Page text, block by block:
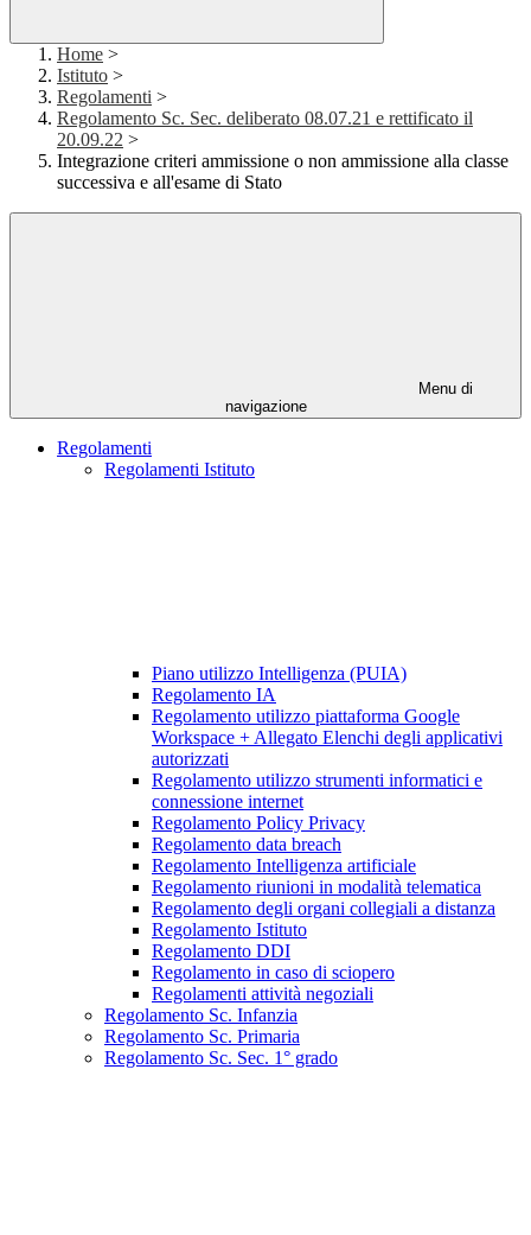
Home >
Istituto >
Regolamenti >
Regolamento Sc. Sec. deliberato 08.07.21 e rettificato il
20.09.22 >
Integrazione criteri ammissione o non ammissione alla classe
successiva e all'esame di Stato
Menu di
navigazione
Regolamenti
Regolamenti Istituto
Piano utilizzo Intelligenza (PUIA)
Regolamento IA
Regolamento utilizzo piattaforma Google
Workspace + Allegato Elenchi degli applicativi
autorizzati
Regolamento utilizzo strumenti informatici e
connessione internet
Regolamento Policy Privacy
Regolamento data breach
Regolamento Intelligenza artificiale
Regolamento riunioni in modalità telematica
Regolamento degli organi collegiali a distanza
Regolamento Istituto
Regolamento DDI
Regolamento in caso di sciopero
Regolamenti attività negoziali
Regolamento Sc. Infanzia
Regolamento Sc. Primaria
Regolamento Sc. Sec. 1° grado